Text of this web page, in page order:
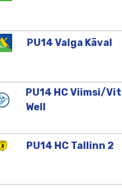
PU14 Valga Käval
PU14 HC Viimsi/
Well
PU14 HC Tallinn 2